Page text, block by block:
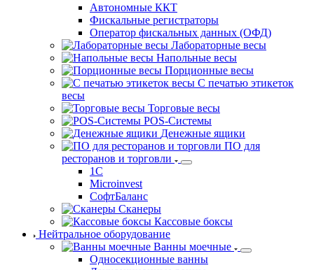
Автономные ККТ
Фискальные регистраторы
Оператор фискальных данных (ОФД)
Лабораторные весы
Напольные весы
Порционные весы
С печатью этикеток
весы
Торговые весы
POS-Системы
Денежные ящики
ПО для
ресторанов и торговли
1С
Microinvest
СофтБаланс
Сканеры
Кассовые боксы
Нейтральное оборудование
Ванны моечные
Односекционные ванны